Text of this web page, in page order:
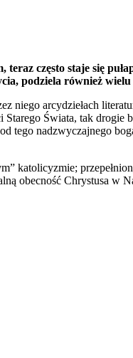
często staje się
podziela również
niego arcydziełach
Świata, tak
tego nadzwyczajnego
katolicyzmie;
obecność Chrystusa w